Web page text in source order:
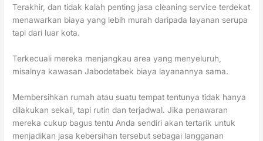
Terakhir, dan tidak kalah penting jasa cleaning service terdekat
menawarkan biaya yang lebih murah daripada layanan serupa
tapi dari luar kota.
Terkecuali mereka menjangkau area yang menyeluruh,
misalnya kawasan Jabodetabek biaya layanannya sama.
Membersihkan rumah atau suatu tempat tentunya tidak hanya
dilakukan sekali, tapi rutin dan terjadwal. Jika penawaran
mereka cukup bagus tentu Anda sendiri akan tertarik untuk
menjadikan jasa kebersihan tersebut sebagai langganan